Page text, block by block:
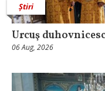
Știri
Urcuş
06 Aug, 2026